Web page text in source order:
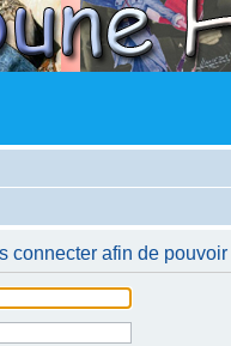
connecter afin de